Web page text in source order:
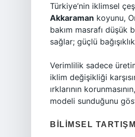
Türkiye’nin iklimsel
Akkaraman koyunu,
bakım masrafı düşük
sağlar; güçlü
Verimlilik sadece
iklim değişikliği
ırklarının
modeli sunduğunu
BILIMSEL